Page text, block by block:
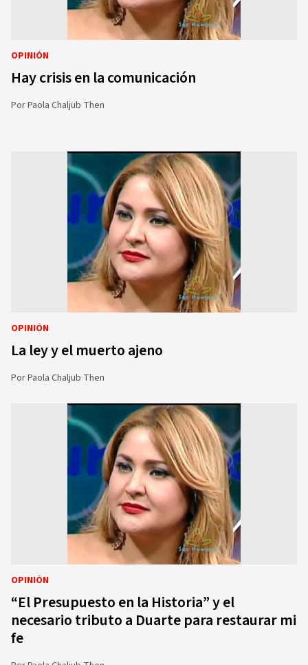
OPINIÓN
Hay crisis en la comunicación
PorPaola Chaljub Then
OPINIÓN
La ley y el muerto ajeno
PorPaola Chaljub Then
OPINIÓN
“El Presupuesto en la Historia” y el
necesario tributo a Duarte para restaurar mi
fe